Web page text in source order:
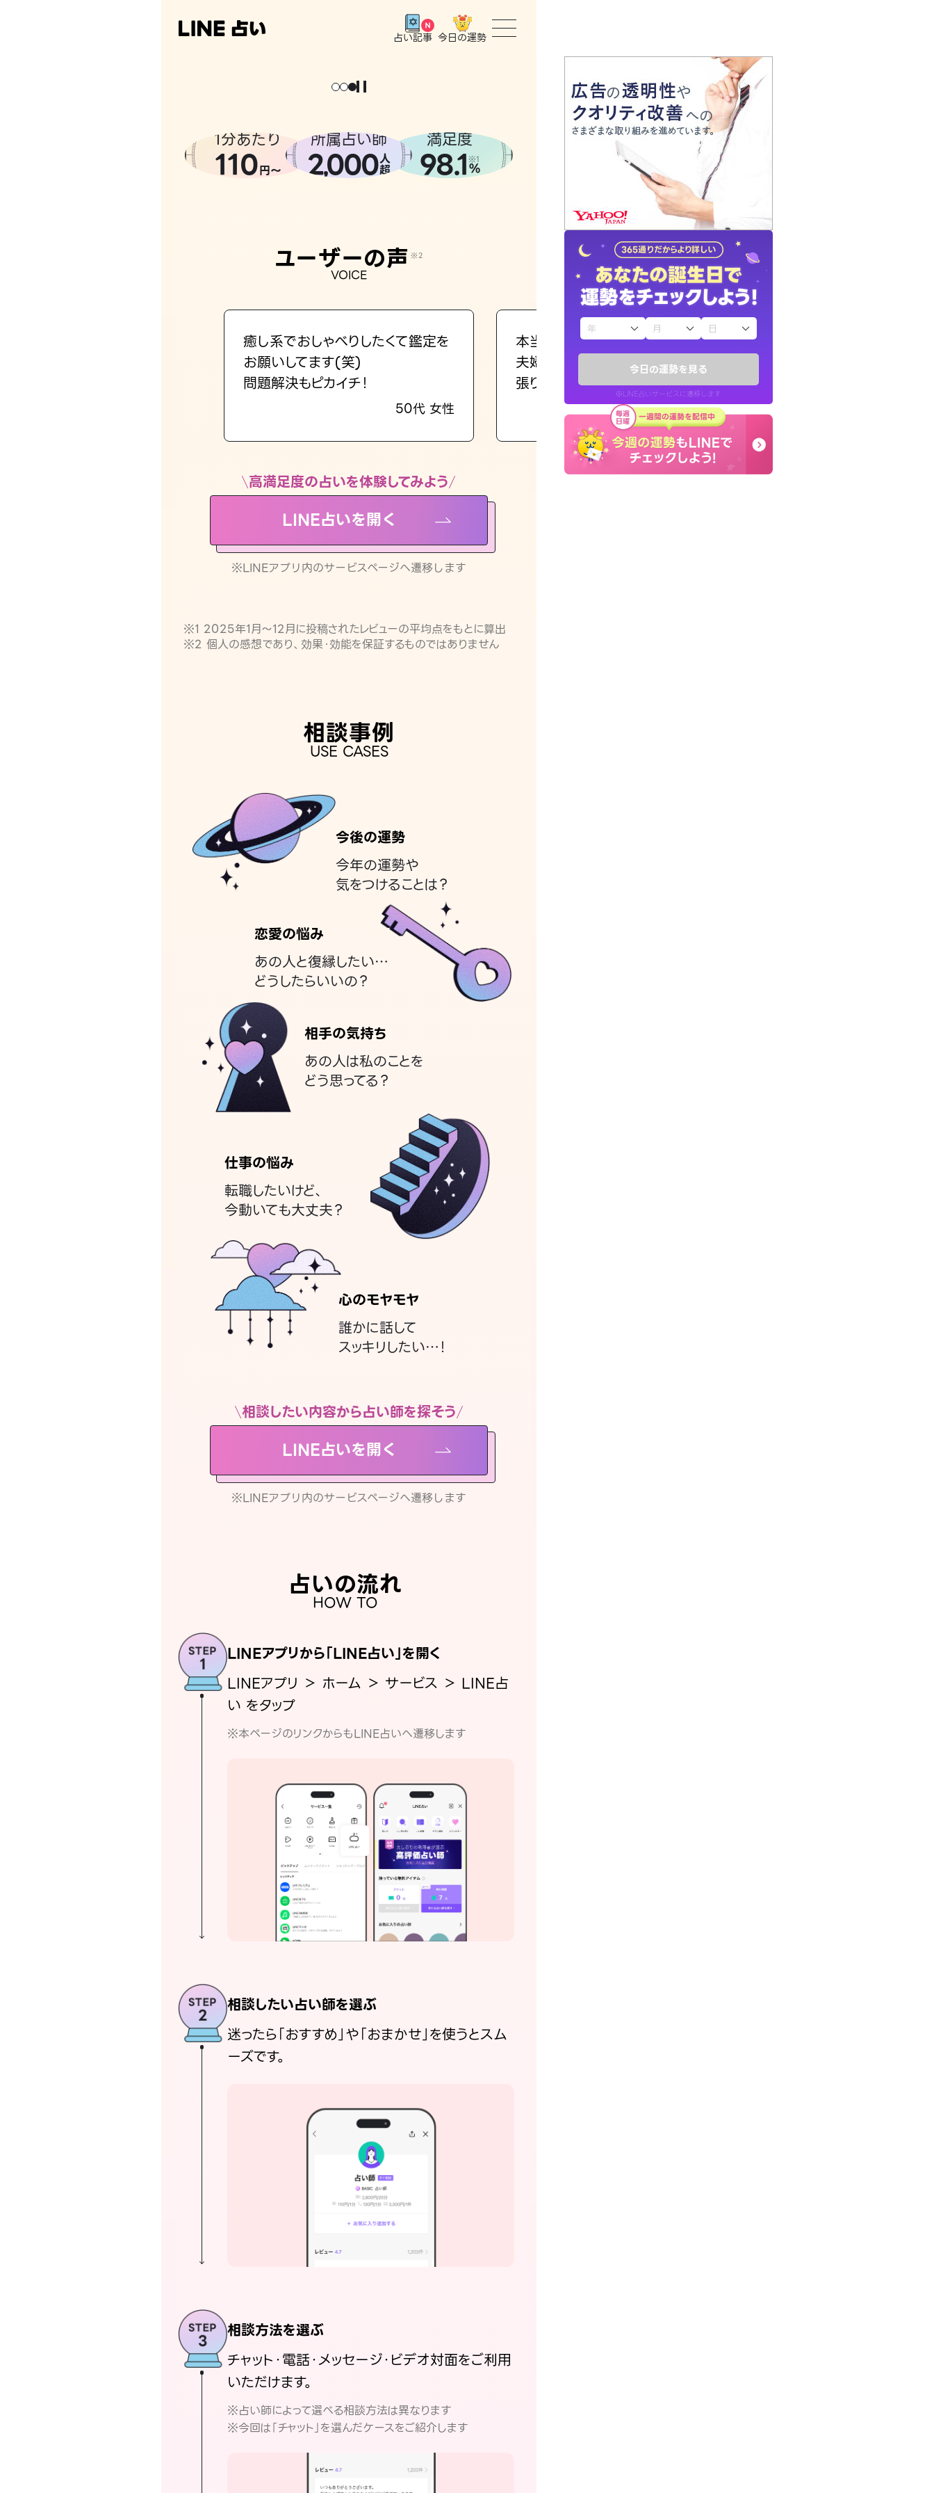
今日の運勢を見る
※LINE占いサービスに遷移します
占い記事 今日の運勢
トップ
ユーザーの声
占いの流れ
おすすめの占い師
よくある質問
えもじの子（占）12星座占い
お知らせ
1分あたり
110円〜
所属占い師
2,000人
超
満足度
98.1 ※1
%
ユーザーの声 ※2
VOICE
癒し系でおしゃべりしたくて鑑定を
お願いしてます(笑)
問題解決もピカイチ！
50代 女性
本当に相談してよかったです。今は
夫婦で乗り越える時期ですね。頑
張ります！
30代 女性
高満足度の占いを体験してみよう
LINE占いを開く
※LINEアプリ内のサービスページへ遷移します
※1 2025年1月〜12月に投稿されたレビューの平均点をもとに算出
※2 個人の感想であり、効果・効能を保証するものではありません
相談事例
USE CASES
今後の運勢
今年の運勢や
気をつけることは？
恋愛の悩み
あの人と復縁したい…
どうしたらいいの？
相手の気持ち
あの人は私のことを
どう思ってる？
仕事の悩み
転職したいけど、
今動いても大丈夫？
心のモヤモヤ
誰かに話して
スッキリしたい…！
相談したい内容から占い師を探そう
LINE占いを開く
※LINEアプリ内のサービスページへ遷移します
占いの流れ
HOW TO
LINEアプリから「LINE占い」を開く
LINEアプリ ＞ ホーム ＞ サービス ＞ LINE占
い をタップ
※本ページのリンクからもLINE占いへ遷移します
相談したい占い師を選ぶ
迷ったら「おすすめ」や「おまかせ」を使うとスム
ーズです。
相談方法を選ぶ
チャット・電話・メッセージ・ビデオ対面をご利用
いただけます。
※占い師によって選べる相談方法は異なります
※今回は「チャット」を選んだケースをご紹介します